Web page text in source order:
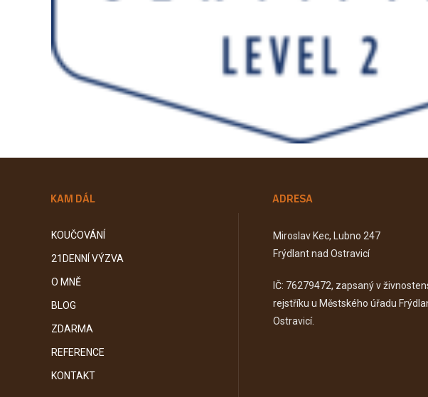
KAM DÁL
KOUČOVÁNÍ
21DENNÍ VÝZVA
O MNĚ
BLOG
ZDARMA
REFERENCE
KONTAKT
ADRESA
Miroslav Kec, Lubno 247
Frýdlant nad Ostravicí
IČ: 76279472, zapsaný v
rejstříku u Městského úřadu
Ostravicí.